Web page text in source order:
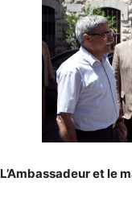
L’Ambassadeur et le